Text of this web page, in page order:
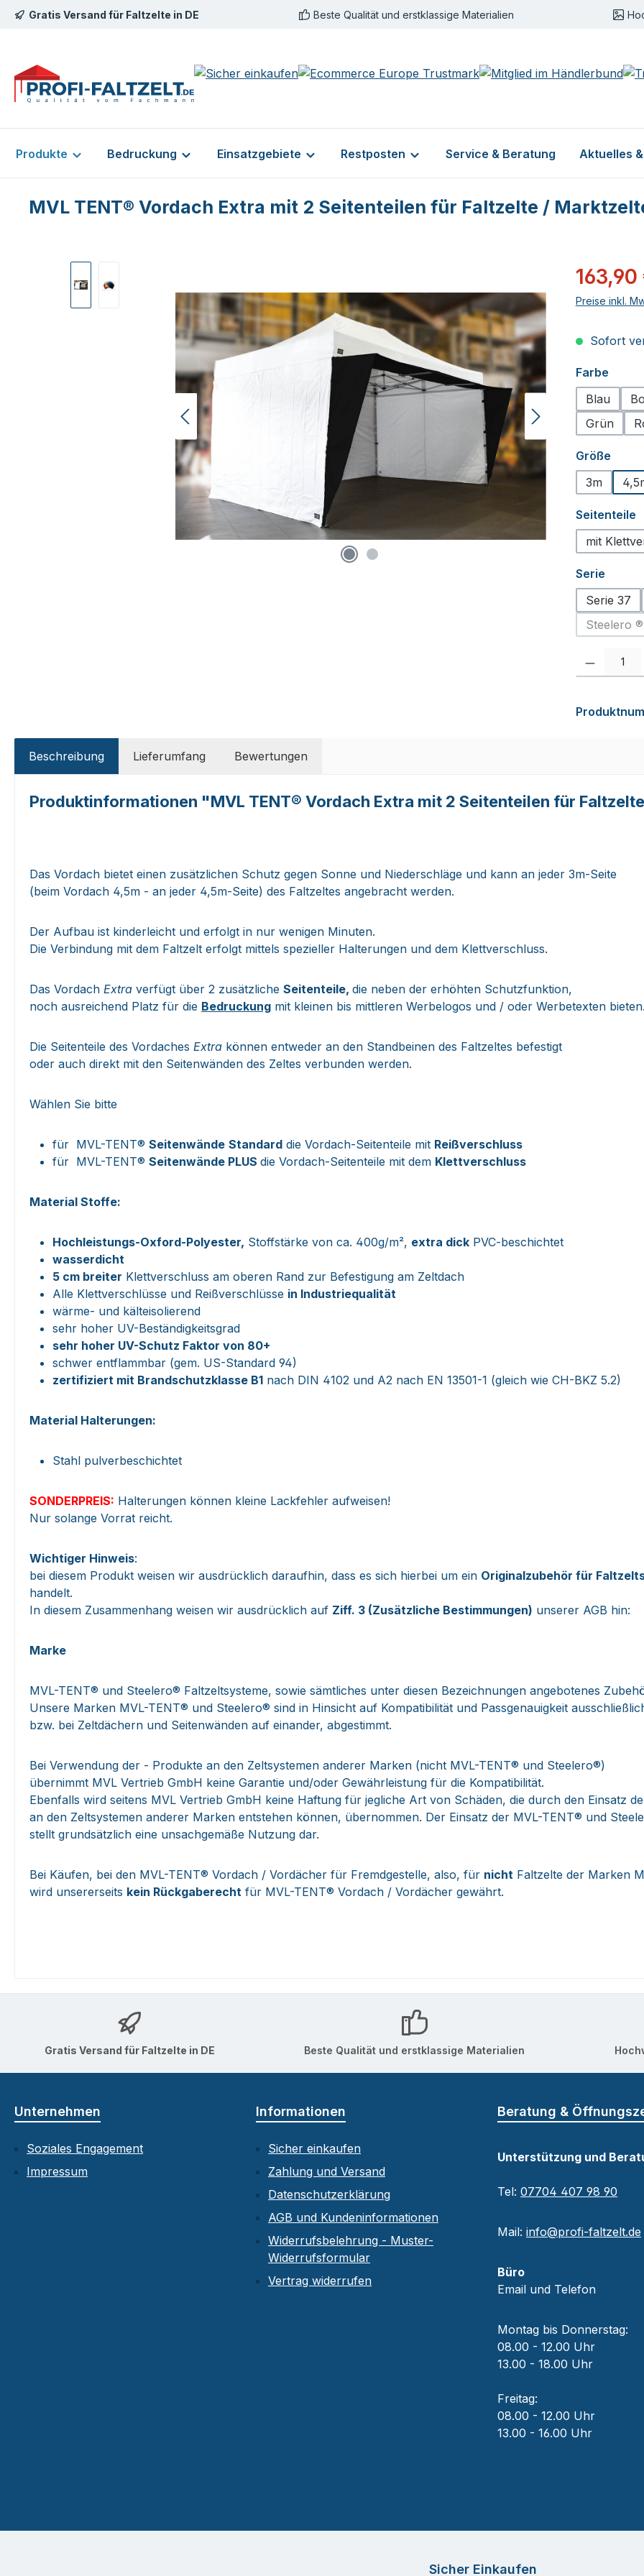
Hauptinhalt springen
Zur Suche springen
Zur Hauptnavigation springen
Gratis Versand für Faltzelte in DE Beste Qualität und erstklassige Materialien
Produkte Bedruckung Einsatzgebiete Restposten Service & Beratung Aktuelles
MVL TENT® Vordach Extra mit 2 Seitenteilen für Faltzelte /
163,90
Preise inkl.
Sofort
Farbe
Blau
Grün
Größe
3m
Seitenteile
mit
Serie
Serie 37
Steelero ®
Produkt
Beschreibung Lieferumfang Bewertungen
Produktinformationen "MVL TENT® Vordach Extra mit 2 Seitenteilen für
Das Vordach bietet einen zusätzlichen Schutz gegen Sonne und Niederschläge und kann an jeder 3m-Seite
(beim Vordach 4,5m - an jeder 4,5m-Seite) des Faltzeltes angebracht werden.
Der Aufbau ist kinderleicht und erfolgt in nur wenigen Minuten.
Die Verbindung mit dem Faltzelt erfolgt mittels spezieller Halterungen und dem Klettverschluss.
Das Vordach Extra verfügt über 2 zusätzliche Seitenteile, die neben der erhöhten Schutzfunktion,
noch ausreichend Platz für die Bedruckung mit kleinen bis mittleren Werbelogos und / oder Werbetexten
Die Seitenteile des Vordaches Extra können entweder an den Standbeinen des Faltzeltes befestigt
oder auch direkt mit den Seitenwänden des Zeltes verbunden werden.
Wählen Sie bitte
für MVL-TENT® Seitenwände Standard die Vordach-Seitenteile mit Reißverschluss
für MVL-TENT® Seitenwände PLUS die Vordach-Seitenteile mit dem Klettverschluss
Material Stoffe:
Hochleistungs-Oxford-Polyester, Stoffstärke von ca. 400g/m², extra dick PVC-beschichtet
wasserdicht
5 cm breiter Klettverschluss am oberen Rand zur Befestigung am Zeltdach
Alle Klettverschlüsse und Reißverschlüsse in Industriequalität
wärme- und kälteisolierend
sehr hoher UV-Beständigkeitsgrad
sehr hoher UV-Schutz Faktor von 80+
schwer entflammbar (gem. US-Standard 94)
zertifiziert mit Brandschutzklasse B1 nach DIN 4102 und A2 nach EN 13501-1 (gleich wie CH-BKZ 5.2)
Material Halterungen:
Stahl pulverbeschichtet
SONDERPREIS: Halterungen können kleine Lackfehler aufweisen!
Nur solange Vorrat reicht.
Wichtiger Hinweis:
bei diesem Produkt weisen wir ausdrücklich daraufhin, dass es sich hierbei um ein Originalzubehör für
handelt.
In diesem Zusammenhang weisen wir ausdrücklich auf Ziff. 3 (Zusätzliche Bestimmungen) unserer AGB hin:
Marke
MVL-TENT® und Steelero® Faltzeltsysteme, sowie sämtliches unter diesen Bezeichnungen angebotenes
Unsere Marken MVL-TENT® und Steelero® sind in Hinsicht auf Kompatibilität und Passgenauigkeit
bzw. bei Zeltdächern und Seitenwänden auf einander, abgestimmt.
Bei Verwendung der - Produkte an den Zeltsystemen anderer Marken (nicht MVL-TENT® und Steelero®)
übernimmt MVL Vertrieb GmbH keine Garantie und/oder Gewährleistung für die Kompatibilität.
Ebenfalls wird seitens MVL Vertrieb GmbH keine Haftung für jegliche Art von Schäden, die durch den Einsatz
an den Zeltsystemen anderer Marken entstehen können, übernommen. Der Einsatz der MVL-TENT® und
stellt grundsätzlich eine unsachgemäße Nutzung dar.
Bei Käufen, bei den MVL-TENT® Vordach / Vordächer für Fremdgestelle, also, für nicht Faltzelte der Marken
wird unsererseits kein Rückgaberecht für MVL-TENT® Vordach / Vordächer gewährt.
Gratis Versand für Faltzelte in DE Beste Qualität und erstklassige Materialien
Beratung &
Unterstützung und
Tel: 07704 407 98 90
Mail: info@profi-faltzelt.de
Büro
Email und Telefon
Montag bis Donnerstag:
08.00 - 12.00 Uhr
13.00 - 18.00 Uhr
Freitag:
08.00 - 12.00 Uhr
13.00 - 16.00 Uhr
Unternehmen
Soziales Engagement
Impressum
Informationen
Sicher einkaufen
Zahlung und Versand
Datenschutzerklärung
AGB und Kundeninformationen
Widerrufsbelehrung - Muster-
Widerrufsformular
Vertrag widerrufen
Sicher Einkaufen